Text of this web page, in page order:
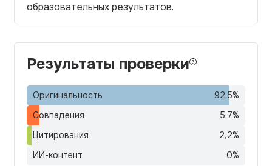
образовательных результатов.
Результаты проверки
Оригинальность 92,5%
Совпадения
5,7%
Цитирования
2,2%
ИИ-контент
0%